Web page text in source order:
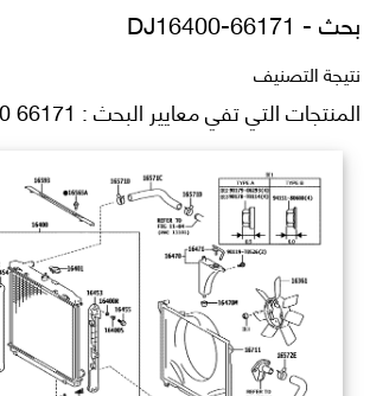
بحث - DJ16400-66171
نتيجة التصنيف
المنتجات التي تفي معايير البحث : DJ16400 66171